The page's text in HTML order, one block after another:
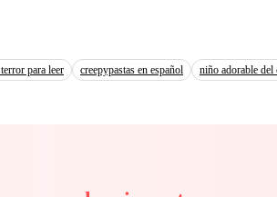
para leer creepypastas en español niño adorable del